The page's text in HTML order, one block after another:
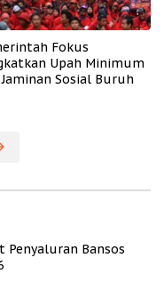
Fokus
Upah Minimum
Sosial Buruh
Penyaluran Bansos